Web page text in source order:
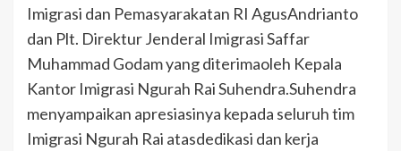
Imigrasi dan Pemasyarakatan RI AgusAndrianto
dan Plt. Direktur Jenderal Imigrasi Saffar
Muhammad Godam yang diterimaoleh Kepala
Kantor Imigrasi Ngurah Rai Suhendra.Suhendra
menyampaikan apresiasinya kepada seluruh tim
Imigrasi Ngurah Rai atasdedikasi dan kerja